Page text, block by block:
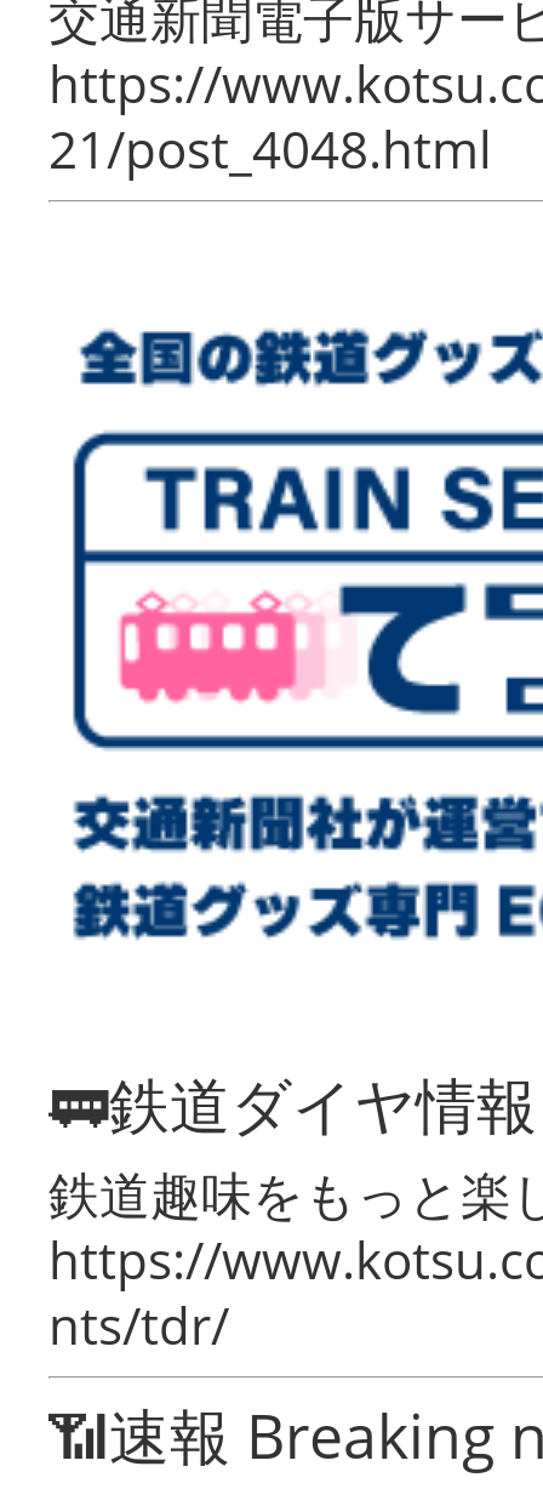
交通新聞電子版サー
https://
21/post_4048.html
🚃鉄道ダイヤ情
鉄道趣味をもっと楽
https://
nts/tdr/
📶速報 Breaking